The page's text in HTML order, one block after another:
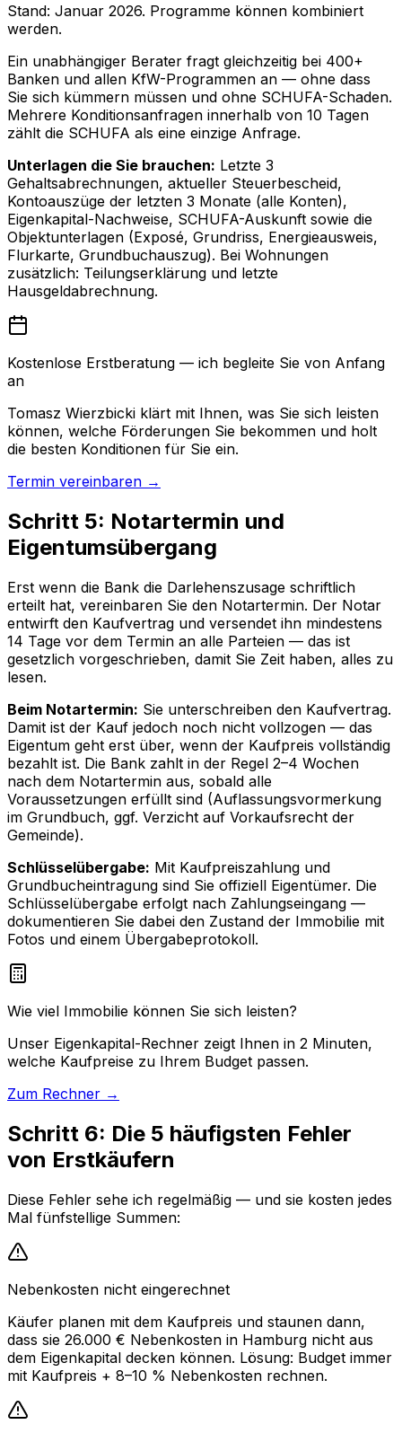
Stand: Januar 2026. Programme können kombiniert
werden.
Ein unabhängiger Berater fragt gleichzeitig bei 400+
Banken und allen KfW-Programmen an — ohne dass
Sie sich kümmern müssen und ohne SCHUFA-Schaden.
Mehrere Konditionsanfragen innerhalb von 10 Tagen
zählt die SCHUFA als eine einzige Anfrage.
Unterlagen die Sie brauchen: Letzte 3
Gehaltsabrechnungen, aktueller Steuerbescheid,
Kontoauszüge der letzten 3 Monate (alle Konten),
Eigenkapital-Nachweise, SCHUFA-Auskunft sowie die
Objektunterlagen (Exposé, Grundriss, Energieausweis,
Flurkarte, Grundbuchauszug). Bei Wohnungen
zusätzlich: Teilungserklärung und letzte
Hausgeldabrechnung.
Kostenlose Erstberatung — ich begleite Sie von Anfang
an
Tomasz Wierzbicki klärt mit Ihnen, was Sie sich leisten
können, welche Förderungen Sie bekommen und holt
die besten Konditionen für Sie ein.
Termin vereinbaren →
Schritt 5: Notartermin und
Eigentumsübergang
Erst wenn die Bank die Darlehenszusage schriftlich
erteilt hat, vereinbaren Sie den Notartermin. Der Notar
entwirft den Kaufvertrag und versendet ihn mindestens
14 Tage vor dem Termin an alle Parteien — das ist
gesetzlich vorgeschrieben, damit Sie Zeit haben, alles zu
lesen.
Beim Notartermin: Sie unterschreiben den Kaufvertrag.
Damit ist der Kauf jedoch noch nicht vollzogen — das
Eigentum geht erst über, wenn der Kaufpreis vollständig
bezahlt ist. Die Bank zahlt in der Regel 2–4 Wochen
nach dem Notartermin aus, sobald alle
Voraussetzungen erfüllt sind (Auflassungsvormerkung
im Grundbuch, ggf. Verzicht auf Vorkaufsrecht der
Gemeinde).
Schlüsselübergabe: Mit Kaufpreiszahlung und
Grundbucheintragung sind Sie offiziell Eigentümer. Die
Schlüsselübergabe erfolgt nach Zahlungseingang —
dokumentieren Sie dabei den Zustand der Immobilie mit
Fotos und einem Übergabeprotokoll.
Wie viel Immobilie können Sie sich leisten?
Unser Eigenkapital-Rechner zeigt Ihnen in 2 Minuten,
welche Kaufpreise zu Ihrem Budget passen.
Zum Rechner →
Schritt 6: Die 5 häufigsten Fehler
von Erstkäufern
Diese Fehler sehe ich regelmäßig — und sie kosten jedes
Mal fünfstellige Summen:
Nebenkosten nicht eingerechnet
Käufer planen mit dem Kaufpreis und staunen dann,
dass sie 26.000 € Nebenkosten in Hamburg nicht aus
dem Eigenkapital decken können. Lösung: Budget immer
mit Kaufpreis + 8–10 % Nebenkosten rechnen.